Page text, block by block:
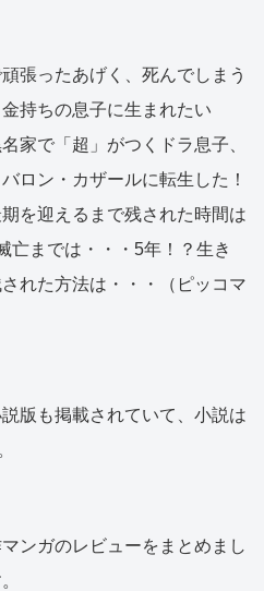
張ったあげく、死んでしまう
持ちの息子に生まれたい
家で「超」がつくドラ息子、
ロン・カザールに転生した！
を迎えるまで残された時間は
亡までは・・・5年！？生き
れた方法は・・・（ピッコマ
版も掲載されていて、小説は
ンガのレビューをまとめまし